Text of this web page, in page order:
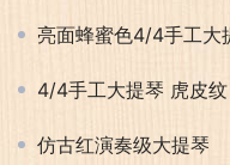
亮面蜂蜜色4/4手工大
4/4手工大提琴 虎皮纹
仿古红演奏级大提琴